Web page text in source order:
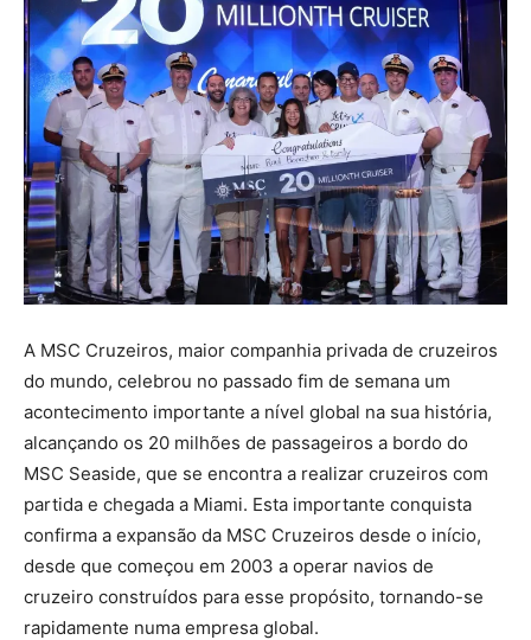
A MSC Cruzeiros, maior companhia privada de cruzeiros
do mundo, celebrou no passado fim de semana um
acontecimento importante a nível global na sua história,
alcançando os 20 milhões de passageiros a bordo do
MSC Seaside, que se encontra a realizar cruzeiros com
partida e chegada a Miami. Esta importante conquista
confirma a expansão da MSC Cruzeiros desde o início,
desde que começou em 2003 a operar navios de
cruzeiro construídos para esse propósito, tornando-se
rapidamente numa empresa global.